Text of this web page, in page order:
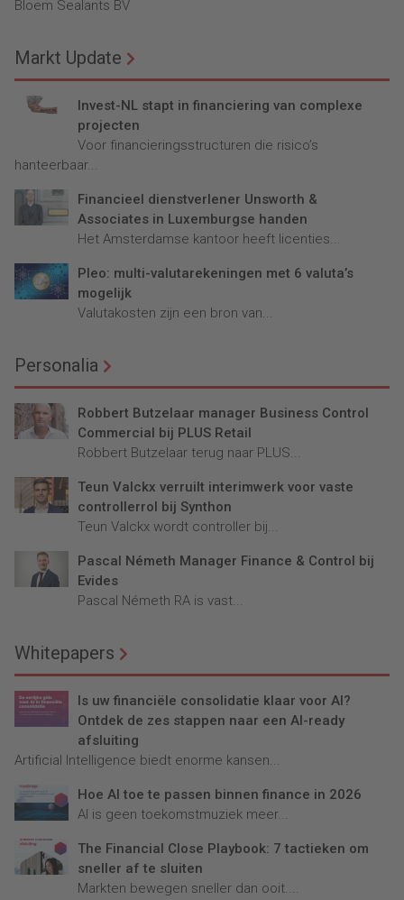
Bloem Sealants BV
Markt Update
Invest-NL stapt in financiering van complexe
projecten
Voor financieringsstructuren die risico’s
hanteerbaar...
Financieel dienstverlener Unsworth &
Associates in Luxemburgse handen
Het Amsterdamse kantoor heeft licenties...
Pleo: multi-valutarekeningen met 6 valuta’s
mogelijk
Valutakosten zijn een bron van...
Personalia
Robbert Butzelaar manager Business Control
Commercial bij PLUS Retail
Robbert Butzelaar terug naar PLUS...
Teun Valckx verruilt interimwerk voor vaste
controllerrol bij Synthon
Teun Valckx wordt controller bij...
Pascal Németh Manager Finance & Control bij
Evides
Pascal Németh RA is vast...
Whitepapers
Is uw financiële consolidatie klaar voor AI?
Ontdek de zes stappen naar een AI-ready
afsluiting
Artificial Intelligence biedt enorme kansen...
Hoe AI toe te passen binnen finance in 2026
AI is geen toekomstmuziek meer...
The Financial Close Playbook: 7 tactieken om
sneller af te sluiten
Markten bewegen sneller dan ooit....